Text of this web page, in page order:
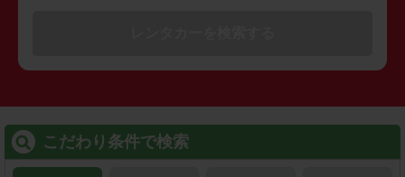
こだわり条件で検索